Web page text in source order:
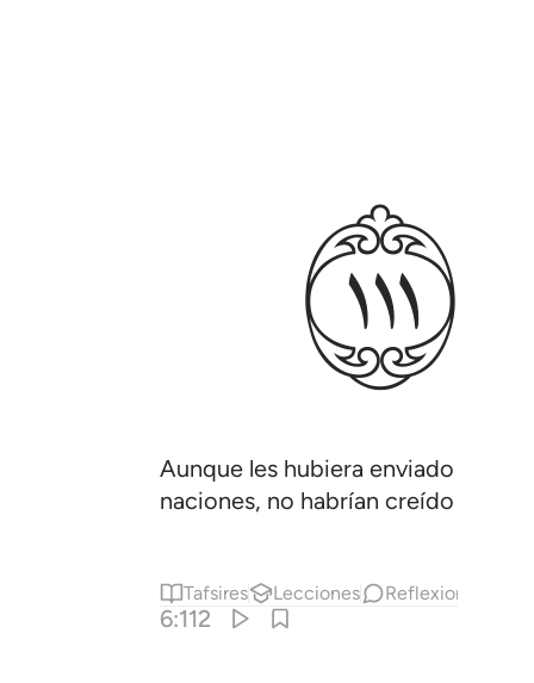
ﱘ
Aunque les hubiera enviado
naciones, no habrían creído a
Tafsires Lecciones Reflexiones.
6:112